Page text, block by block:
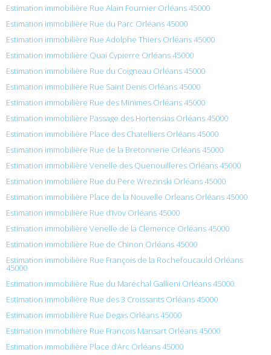
Estimation immobilière Rue Alain Fournier Orléans 45000
Estimation immobilière Rue du Parc Orléans 45000
Estimation immobilière Rue Adolphe Thiers Orléans 45000
Estimation immobilière Quai Cypierre Orléans 45000
Estimation immobilière Rue du Coigneau Orléans 45000
Estimation immobilière Rue Saint Denis Orléans 45000
Estimation immobilière Rue des Minimes Orléans 45000
Estimation immobilière Passage des Hortensias Orléans 45000
Estimation immobilière Place des Chatelliers Orléans 45000
Estimation immobilière Rue de la Bretonnerie Orléans 45000
Estimation immobilière Venelle des Quenouilleres Orléans 45000
Estimation immobilière Rue du Pere Wrezinski Orléans 45000
Estimation immobilière Place de la Nouvelle Orleans Orléans 45000
Estimation immobilière Rue d’Ivoy Orléans 45000
Estimation immobilière Venelle de la Clemence Orléans 45000
Estimation immobilière Rue de Chinon Orléans 45000
Estimation immobilière Rue François de la Rochefoucauld Orléans
45000
Estimation immobilière Rue du Maréchal Gallieni Orléans 45000
Estimation immobilière Rue des 3 Croissants Orléans 45000
Estimation immobilière Rue Degas Orléans 45000
Estimation immobilière Rue François Mansart Orléans 45000
Estimation immobilière Place d’Arc Orléans 45000